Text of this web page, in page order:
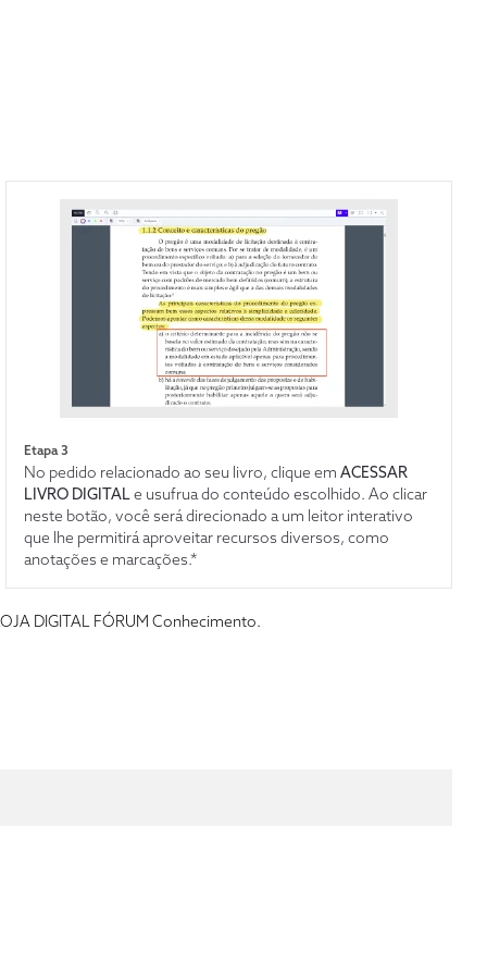
Etapa 3
No pedido relacionado ao seu livro, clique emACESSAR
LIVRO DIGITALe usufrua do conteúdo escolhido. Ao clicar
neste botão, você será direcionado a um leitor interativo
que lhe permitirá aproveitar recursos diversos, como
anotações e marcações.*
DIGITAL FÓRUM Conhecimento.